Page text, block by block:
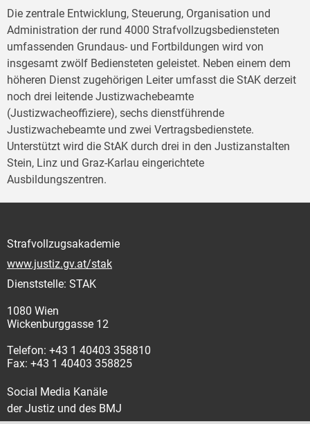
Die zentrale Entwicklung, Steuerung, Organisation und
Administration der rund 4000 Strafvollzugsbediensteten
umfassenden Grundaus- und Fortbildungen wird von
insgesamt zwölf Bediensteten geleistet. Neben einem dem
höheren Dienst zugehörigen Leiter umfasst die StAK derzeit
noch drei leitende Justizwachebeamte
(Justizwacheoffiziere), sechs dienstführende
Justizwachebeamte und zwei Vertragsbedienstete.
Unterstützt wird die StAK durch drei in den Justizanstalten
Stein, Linz und Graz-Karlau eingerichtete
Ausbildungszentren.
Strafvollzugsakademie
www.justiz.gv.at/stak
Dienststelle: STAK
1080 Wien
Wickenburggasse 12
Telefon: +43 1 40403 358810
Fax: +43 1 40403 358825
Social Media Kanäle
der Justiz und des BMJ